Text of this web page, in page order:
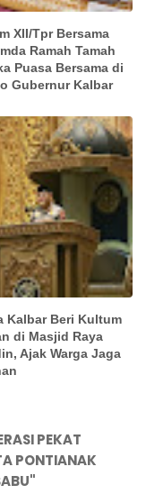
XII/Tpr Bersama
Ramah Tamah
Puasa Bersama di
Gubernur Kalbar
Kalbar Beri Kultum
di Masjid Raya
Ajak Warga Jaga
PEKAT
PONTIANAK